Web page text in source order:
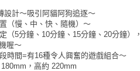
設計～吸引阿貓阿狗追逐～
（慢、中、快、隨機）～
（5分鐘、10分鐘、15分鐘、20分鐘），
喔～
時間=有16種令人興奮的遊戲組合～
，高約 220mm